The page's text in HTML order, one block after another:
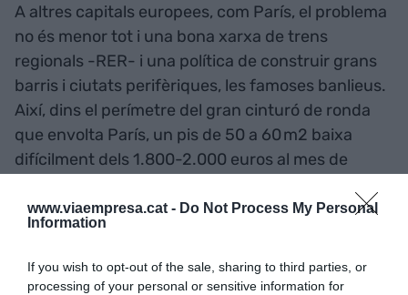
www.viaempresa.cat - Do Not Process My Personal
Information
If you wish to opt-out of the sale, sharing to third parties, or
processing of your personal or sensitive information for
A altres capitals europees, com París, el problema
no és menor tot i una bona xarxa de trens
regionals -RER- i una política de construir grans
barris i ciutats perifèriques, les famoses banlieus.
Així, dins el perímetre del gran cinturó de ronda
que envolta París, un pis de 50 a 60 m2 baixa
difícilment dels 1.800-2.000 euros al mes de
campions tradicionals delcommuting-el
fenomen dels residents als afores que accedeixen
amb tren cada dia a la ciutat central a treballar-
amb barris sencers tradicionalment dedicats als